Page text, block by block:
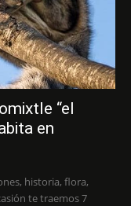
“el
en
historia, flora,
te traemos 7